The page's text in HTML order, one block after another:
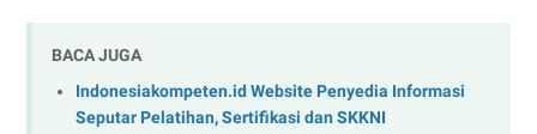
BACA JUGA
Indonesiakompeten.id Website Penyedia Informasi
Seputar Pelatihan, Sertifikasi dan SKKNI